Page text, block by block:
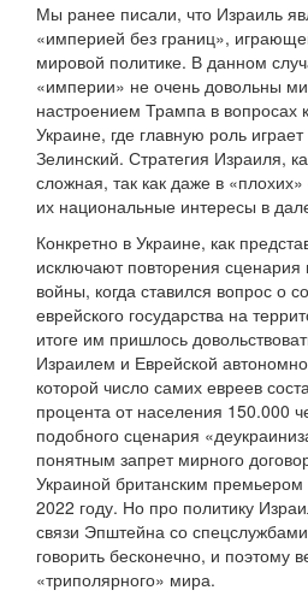
Мы ранее писали, что Израиль
«империей без границ»,
мировой политике. В данном
«империи» не очень довольны
настроением Трампа в вопросах
Украине, где главную роль
Зелинский. Стратегия Израиля,
сложная, так как даже в
их национальные интересы в
Конкретно в Украине, как
исключают повторения
войны, когда ставился вопрос о
еврейского государства на
итоге им пришлось
Израилем и Еврейской
которой число самих евреев
процента от населения 150.000
подобного сценария
понятным запрет мирного
Украиной британским
2022 году. Но про политику
связи Эпштейна со
говорить бесконечно, и поэтому
«триполярного» мира.